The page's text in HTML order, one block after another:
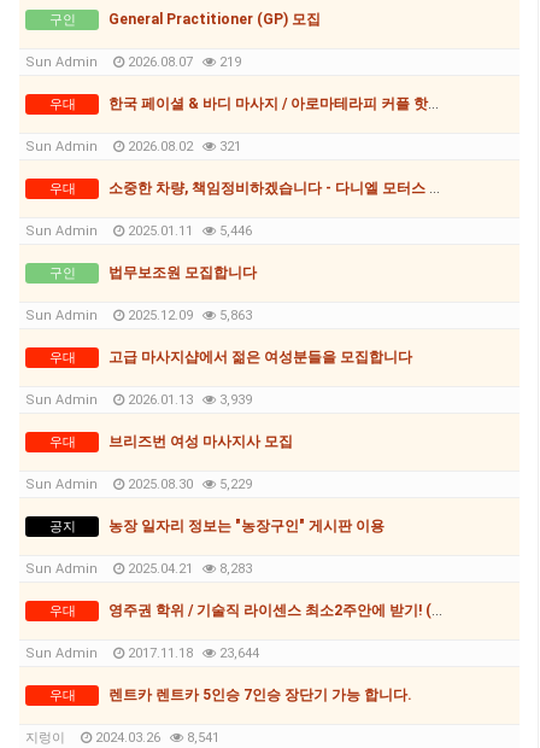
구인 General Practitioner (GP) 모집
Sun Admin 2026.08.07 219
우대 한국 페이셜 & 바디 마사지 / 아로마테라피 커플 핫스톤 마사지
Sun Admin 2026.08.02 321
우대 소중한 차량, 책임정비하겠습니다 - 다니엘 모터스 0481 168 986
Sun Admin 2025.01.11 5,446
구인 법무보조원 모집합니다
Sun Admin 2025.12.09 5,863
우대 고급 마사지샵에서 젊은 여성분들을 모집합니다
Sun Admin 2026.01.13 3,939
우대 브리즈번 여성 마사지사 모집
Sun Admin 2025.08.30 5,229
공지 농장 일자리 정보는 "농장구인" 게시판 이용
Sun Admin 2025.04.21 8,283
우대 영주권 학위 / 기술직 라이센스 최소2주안에 받기! (요리, 페인팅, 용접, 차일드케어 등등)
Sun Admin 2017.11.18 23,644
우대 렌트카 렌트카 5인승 7인승 장단기 가능 합니다.
지렁이 2024.03.26 8,541